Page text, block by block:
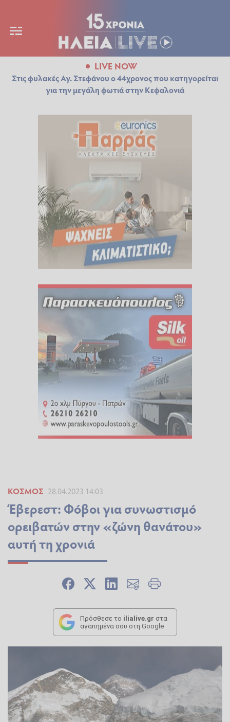
LIVE NOW
Στις φυλακές Αγ. Στεφάνου ο 44χρονος που κατηγορείται
για την μεγάλη φωτιά στην Κεφαλονιά
ΚΌΣΜΟΣ 28.04.2023 14:03
Έβερεστ: Φόβοι για συνωστισμό
ορειβατών στην «ζώνη θανάτου»
αυτή τη χρονιά
Πρόσθεσε το ilialive.gr στα
αγαπημένα σου στη Google